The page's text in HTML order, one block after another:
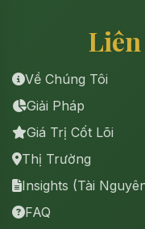
Về Chúng Tôi
Giải Pháp
Giá Trị Cốt Lõi
Thị Trường
Insights (Tài
FAQ